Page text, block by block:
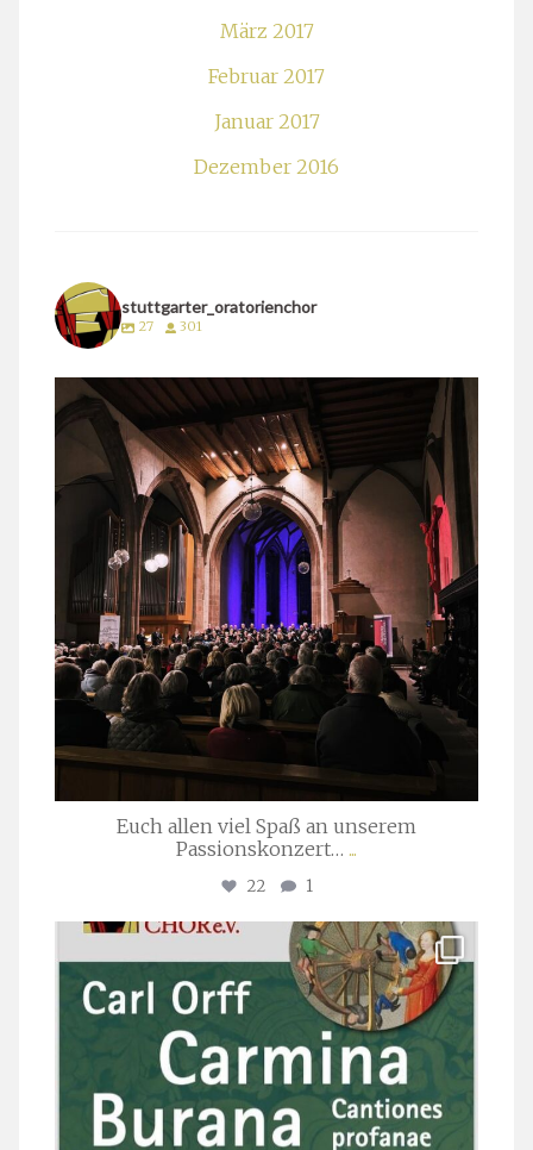
März 2017
Februar 2017
Januar 2017
Dezember 2016
stuttgarter_oratorienchor
27 301
stuttgarter_oratorienchor
März 24
Euch allen viel Spaß an unserem
Passionskonzert… ...
22 1
stuttgarter_oratorienchor
Juli 22